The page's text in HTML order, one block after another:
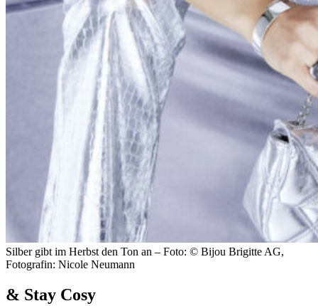
Silber gibt im Herbst den Ton an – Foto: © Bijou Brigitte AG,
Fotografin: Nicole Neumann
& Stay Cosy